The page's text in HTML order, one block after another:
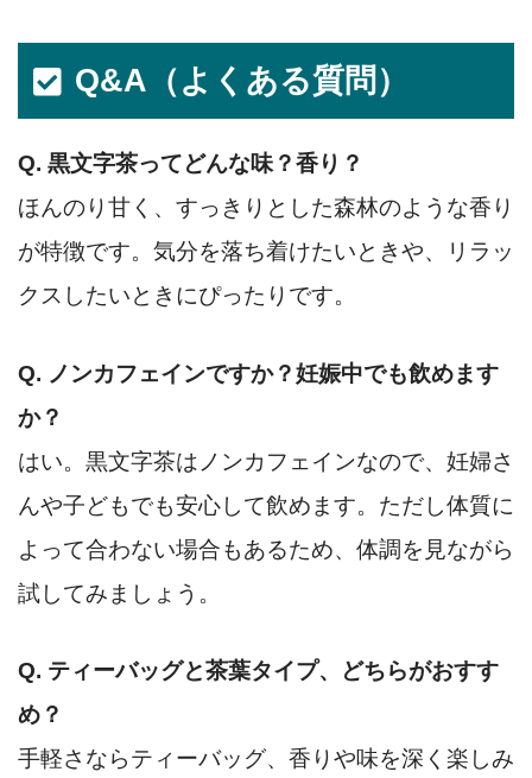
Q&A（よくある質問）
Q. 黒文字茶ってどんな味？香り？
ほんのり甘く、すっきりとした森林のような香り
が特徴です。気分を落ち着けたいときや、リラッ
クスしたいときにぴったりです。
Q. ノンカフェインですか？妊娠中でも飲めます
か？
はい。黒文字茶はノンカフェインなので、妊婦さ
んや子どもでも安心して飲めます。ただし体質に
よって合わない場合もあるため、体調を見ながら
試してみましょう。
Q. ティーバッグと茶葉タイプ、どちらがおすす
め？
手軽さならティーバッグ、香りや味を深く楽しみ